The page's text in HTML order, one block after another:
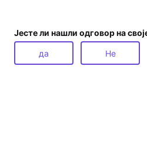
Јесте ли нашли одговор на
да Не